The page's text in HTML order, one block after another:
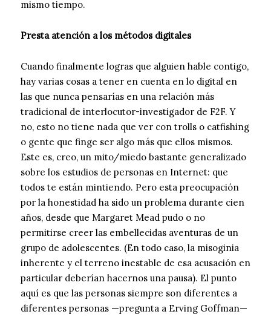
mismo tiempo.
Presta atención a los métodos digitales
Cuando finalmente logras que alguien hable contigo,
hay varias cosas a tener en cuenta en lo digital en
las que nunca pensarías en una relación más
tradicional de interlocutor-investigador de F2F. Y
no, esto no tiene nada que ver con trolls o catfishing
o gente que finge ser algo más que ellos mismos.
Este es, creo, un mito/miedo bastante generalizado
sobre los estudios de personas en Internet: que
todos te están mintiendo. Pero esta preocupación
por la honestidad ha sido un problema durante cien
años, desde que Margaret Mead pudo o no
permitirse creer las embellecidas aventuras de un
grupo de adolescentes. (En todo caso, la misoginia
inherente y el terreno inestable de esa acusación en
particular deberían hacernos una pausa). El punto
aquí es que las personas siempre son diferentes a
diferentes personas —pregunta a Erving Goffman—